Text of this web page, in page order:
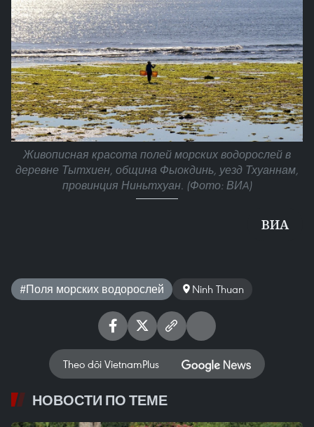
Живописная красота полей морских водорослей в
деревне Тытхиен, община Фыокдинь, уезд Тхуаннам,
провинция Ниньтхуан. (Фото: ВИA)
ВИА
#Поля морских водорослей Ninh Thuan
Theo dõi VietnamPlus
НОВОСТИ ПО ТЕМЕ